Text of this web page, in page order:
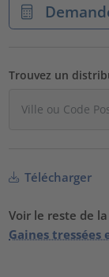
Trouvez un
Télécharger
Voir le reste de
Gaines tressées